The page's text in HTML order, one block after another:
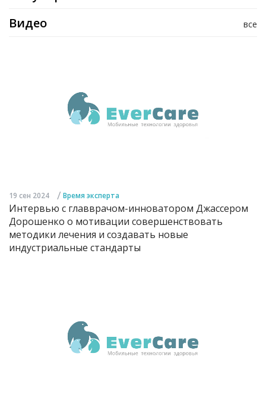
все
Видео
19 сен 2024 / Время эксперта
Интервью с главврачом-инноватором Джассером
Дорошенко о мотивации совершенствовать
методики лечения и создавать новые
индустриальные стандарты